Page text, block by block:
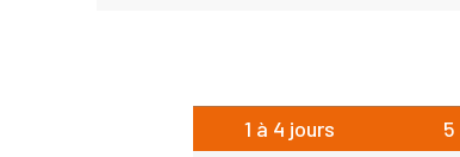
1 à 4 jours 5